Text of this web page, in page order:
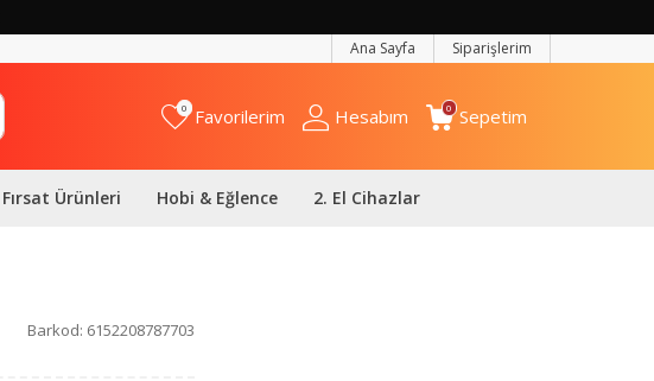
Ana Sayfa Siparişlerim
0 Favorilerim Hesabım 0 Sepetim
Fırsat Ürünleri Hobi & Eğlence 2. El Cihazlar
Barkod: 6152208787703